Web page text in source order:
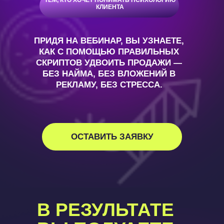
ОСТАВИТЬ ЗАЯВКУ
ЭКСПЕРТАМ
ПРИДЯ НА ВЕБИНАР, ВЫ УЗНАЕТЕ,
КАК С ПОМОЩЬЮ ПРАВИЛЬНЫХ
СКРИПТОВ УДВОИТЬ ПРОДАЖИ —
БЕЗ НАЙМА, БЕЗ ВЛОЖЕНИЙ В
РЕКЛАМУ, БЕЗ СТРЕССА.
КЛИЕНТА
В РЕЗУЛЬТАТЕ